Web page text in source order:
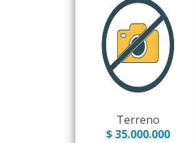
Terreno
$ 35.000.000